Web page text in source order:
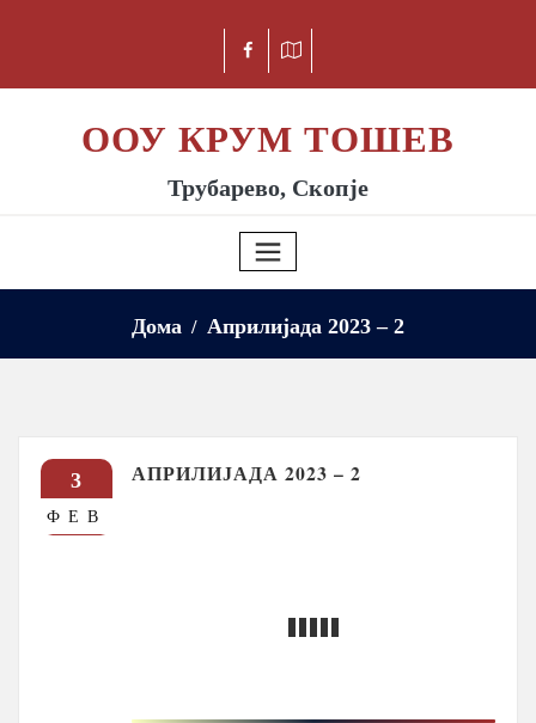
ООУ КРУМ ТОШЕВ
Трубарево, Скопје
Дома Априлијада 2023 – 2
3
ФЕВ
АПРИЛИЈАДА 2023 – 2